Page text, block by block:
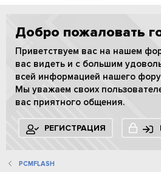
Добро пожаловать
Приветствуем вас на нашем
вас видеть и с большим
всей информацией нашего
Мы уважаем своих
вас приятного общения.
РЕГИСТРАЦИЯ
PCMFLASH